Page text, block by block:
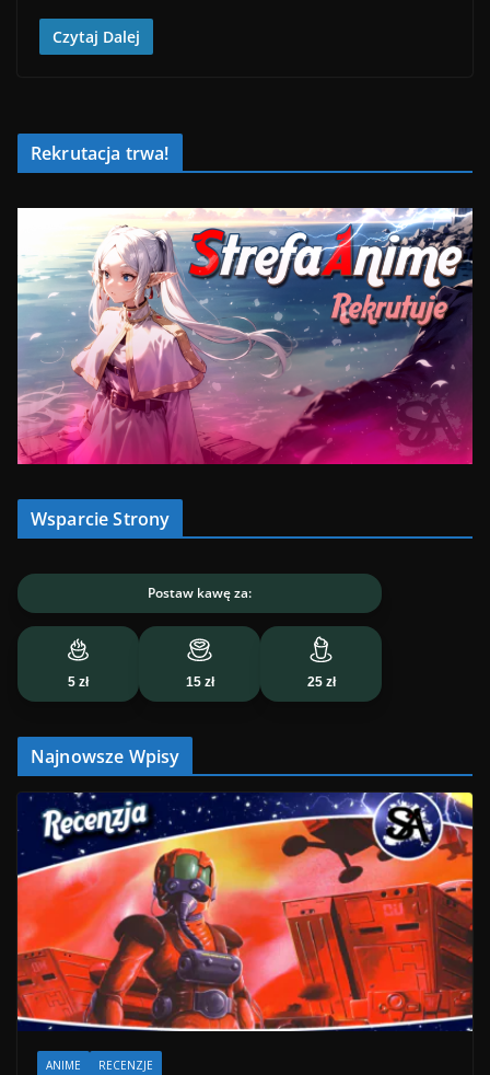
Czytaj Dalej
Rekrutacja trwa!
Wsparcie Strony
Postaw kawę za:
5 zł 15 zł 25 zł
Najnowsze Wpisy
ANIME RECENZJE